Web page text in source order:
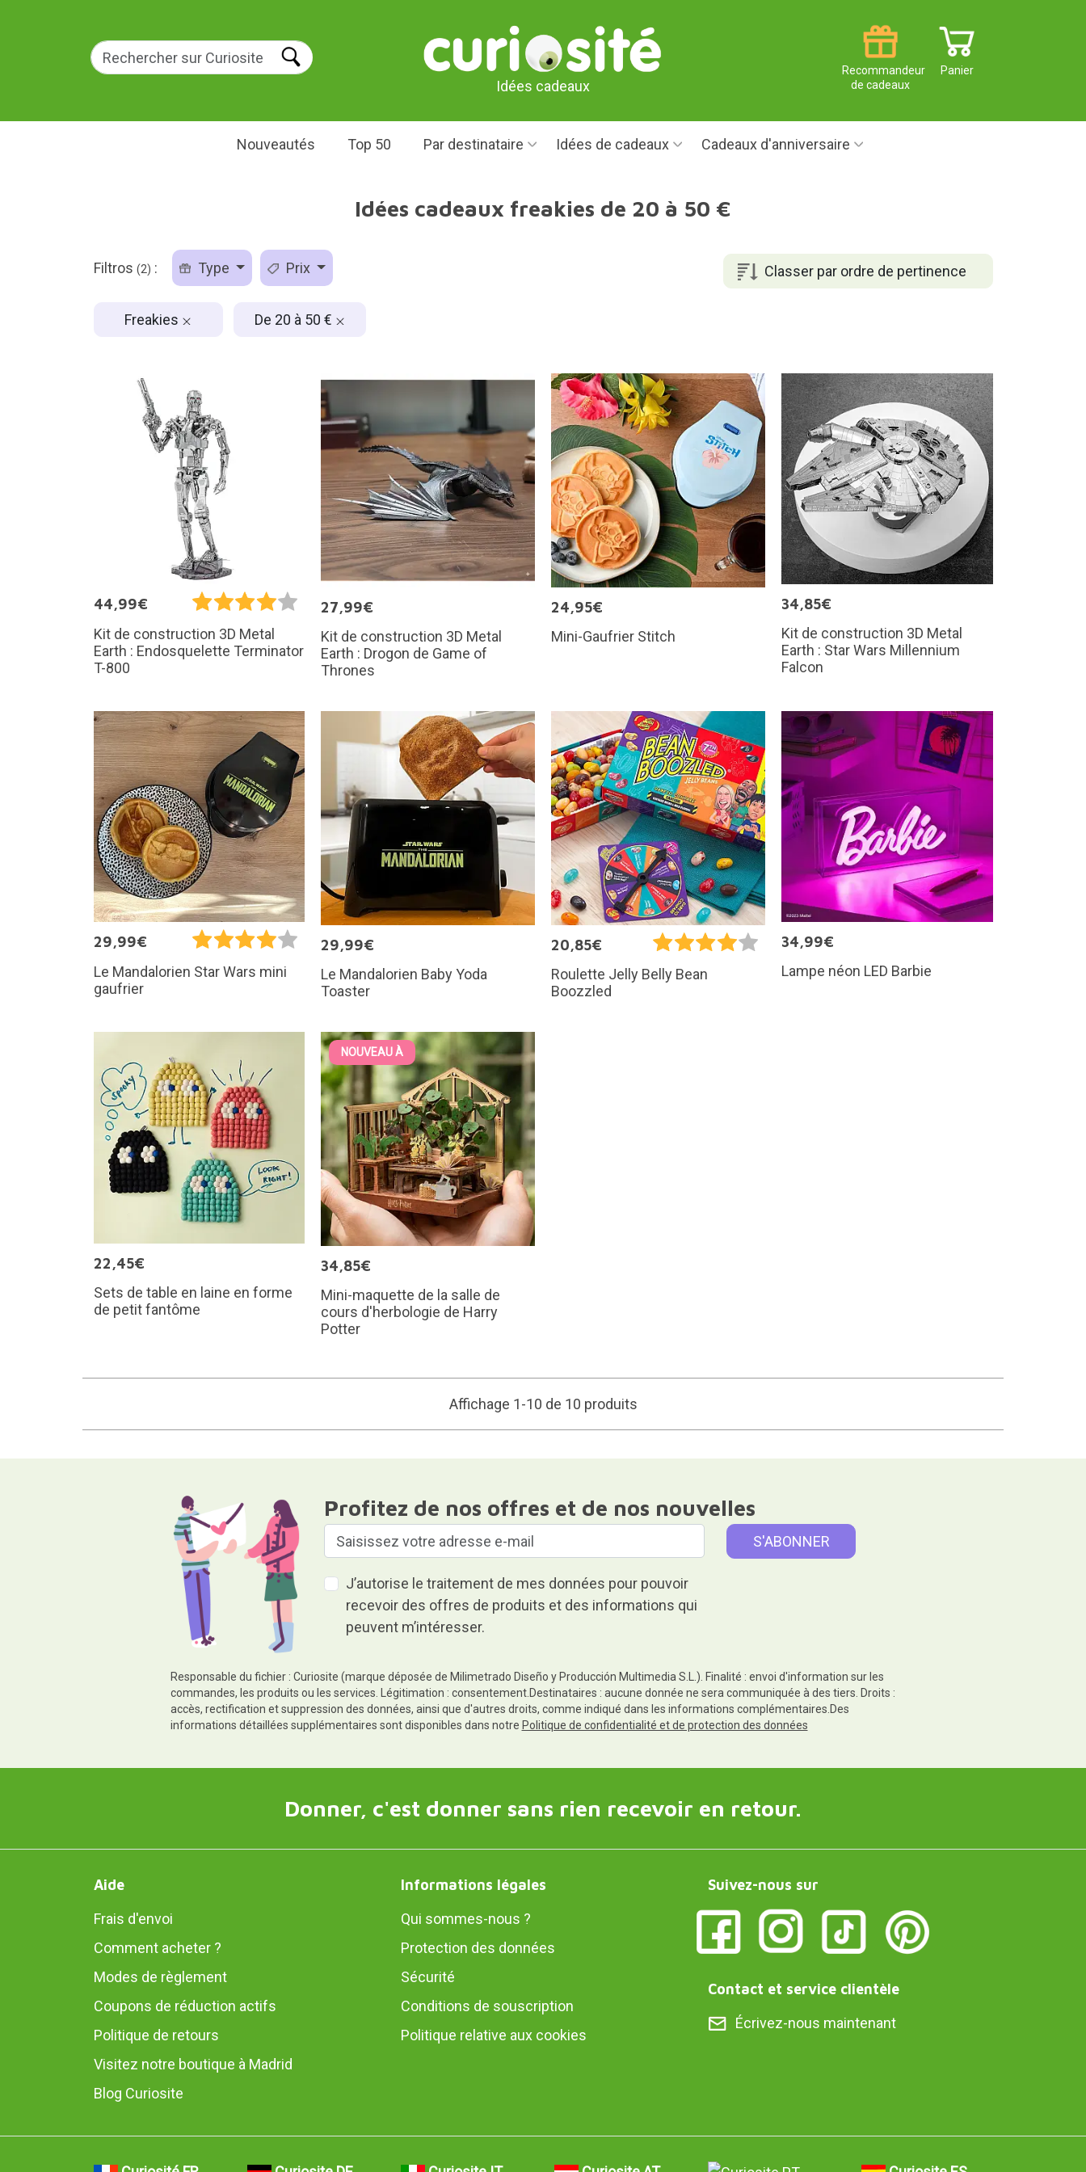
Idées cadeaux
Panier
Recommandeur
de cadeaux
Nouveautés Top 50 Par destinataire Idées de cadeaux Cadeaux d'anniversaire
Idées cadeaux freakies de 20 à 50 €
Classer par ordre de pertinence
Filtros (2) : Type Prix
Freakies De 20 à 50 €
44,99€
Kit de construction 3D Metal
Earth : Endosquelette Terminator
T-800
27,99€
Kit de construction 3D Metal
Earth : Drogon de Game of
Thrones
24,95€
Mini-Gaufrier Stitch
34,85€
Kit de construction 3D Metal
Earth : Star Wars Millennium
Falcon
29,99€
Le Mandalorien Star Wars mini
gaufrier
29,99€
Le Mandalorien Baby Yoda
Toaster
20,85€
Roulette Jelly Belly Bean
Boozzled
34,99€
Lampe néon LED Barbie
22,45€
Sets de table en laine en forme
de petit fantôme
NOUVEAU À
34,85€
Mini-maquette de la salle de
cours d'herbologie de Harry
Potter
Affichage 1-10 de 10 produits
Profitez de nos offres et de nos nouvelles
J’autorise le traitement de mes données pour pouvoir
recevoir des offres de produits et des informations qui
peuvent m’intéresser.
Responsable du fichier : Curiosite (marque déposée de Milimetrado Diseño y Producción Multimedia S.L.). Finalité : envoi d'information sur les
commandes, les produits ou les services. Légitimation : consentement.Destinataires : aucune donnée ne sera communiquée à des tiers. Droits :
accès, rectification et suppression des données, ainsi que d'autres droits, comme indiqué dans les informations complémentaires.Des
informations détaillées supplémentaires sont disponibles dans notre Politique de confidentialité et de protection des données
Donner, c'est donner sans rien recevoir en retour.
Aide
Frais d'envoi
Comment acheter ?
Modes de règlement
Coupons de réduction actifs
Politique de retours
Visitez notre boutique à Madrid
Blog Curiosite
Informations légales
Qui sommes-nous ?
Protection des données
Sécurité
Conditions de souscription
Politique relative aux cookies
Suivez-nous sur
Contact et service clientèle
Écrivez-nous maintenant